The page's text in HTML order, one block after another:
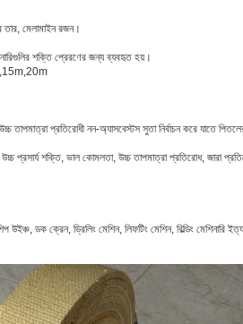
তার, মেলামাইন রজন।
শক্তি প্রেরণের জন্য ব্যবহৃত হয়।
তাপমাত্রা প্রতিরোধী নন-অ্যাসবেস্টস সুতা নির্বাচন করে যাতে
প্রসার্য শক্তি, ভাল কোমলতা, উচ্চ তাপমাত্রা প্রতিরোধ, জারা
উইঞ্চ, ডক ক্রেন, ড্রিলিং মেশিন, লিফটিং মেশিন, বিল্ডিং মেশিনারি